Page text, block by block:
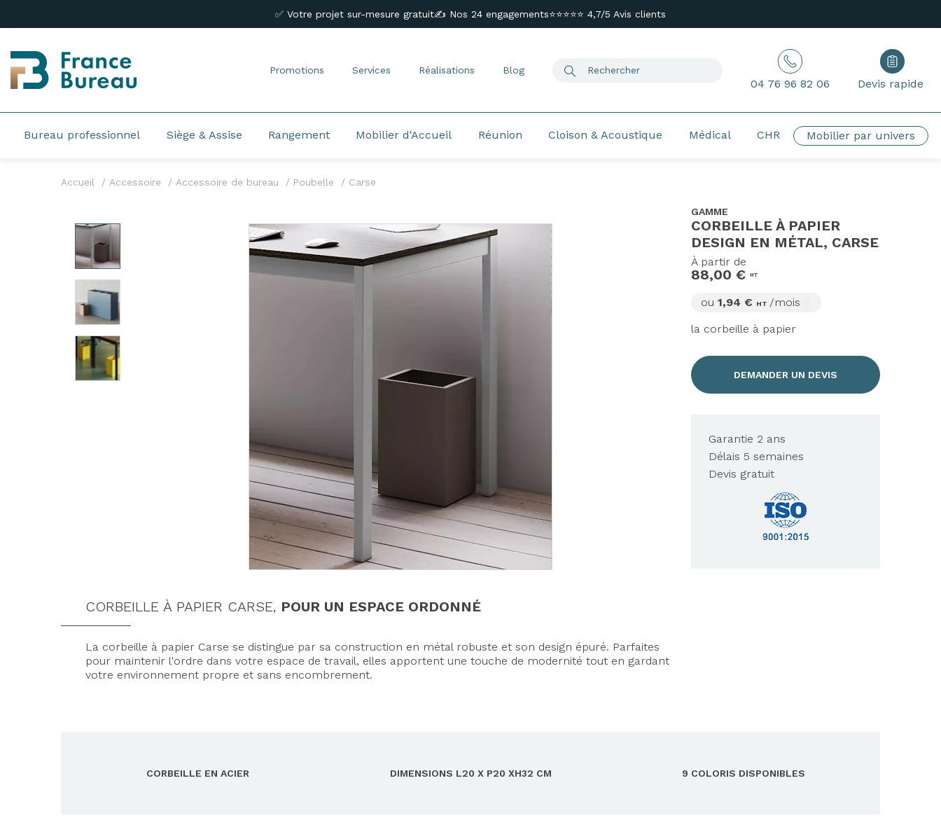
✅ Votre projet sur-mesure gratuit✍️ Nos 24 engagements⭐⭐⭐⭐⭐ 4,7/5 Avis clients
Promotions Services Réalisations Blog
04 76 96 82 06 Devis rapide
Bureau professionnel Siège & Assise Rangement Mobilier d'Accueil Réunion Cloison & Acoustique Médical CHR Mobilier par univers
Accueil Accessoire Accessoire de bureau Poubelle Carse
GAMME
CORBEILLE À PAPIER
DESIGN EN MÉTAL, CARSE
À partir de
88,00 € HT
ou 1,94 € HT /mois
la corbeille à papier
DEMANDER UN DEVIS
Garantie 2 ans
Délais 5 semaines
Devis gratuit
CORBEILLE À PAPIER CARSE, POUR UN ESPACE ORDONNÉ
La corbeille à papier Carse se distingue par sa construction en métal robuste et son design épuré. Parfaites
pour maintenir l'ordre dans votre espace de travail, elles apportent une touche de modernité tout en gardant
votre environnement propre et sans encombrement.
CORBEILLE EN ACIER DIMENSIONS L20 X P20 XH32 CM 9 COLORIS DISPONIBLES